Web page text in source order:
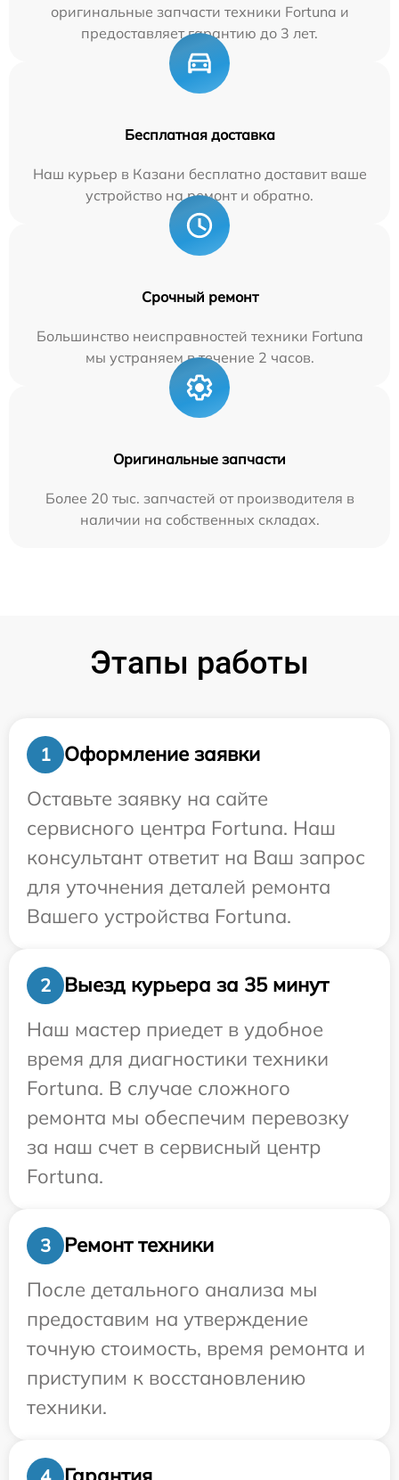
оригинальные запчасти техники Fortuna и
предоставляет гарантию до 3 лет.
Бесплатная доставка
Наш курьер в Казани бесплатно доставит ваше
устройство на ремонт и обратно.
Срочный ремонт
Большинство неисправностей техники Fortuna
мы устраняем в течение 2 часов.
Оригинальные запчасти
Более 20 тыс. запчастей от производителя в
наличии на собственных складах.
Этапы работы
1
Оформление заявки
Оставьте заявку на сайте
сервисного центра Fortuna. Наш
консультант ответит на Ваш запрос
для уточнения деталей ремонта
Вашего устройства Fortuna.
2
Выезд курьера за 35 минут
Наш мастер приедет в удобное
время для диагностики техники
Fortuna. В случае сложного
ремонта мы обеспечим перевозку
за наш счет в сервисный центр
Fortuna.
3
Ремонт техники
После детального анализа мы
предоставим на утверждение
точную стоимость, время ремонта и
приступим к восстановлению
техники.
4